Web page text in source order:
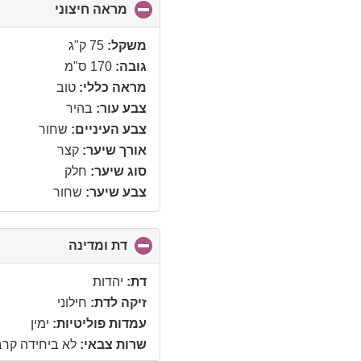
מראה חיצוני
to
משקל: 75 ק"ג
גובה: 170 ס"מ
מראה כללי: טוב
צבע עור: בהיר
צבע העיניים: שחור
אורך שיער: קצר
סוג שיער: חלק
צבע שיער: שחור
דת ומדינה
to
דת: יהדות
זיקה לדת: חילוני
עמדות פוליטיות: ימין
שרות צבאי: לא ביחידה